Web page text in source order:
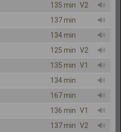
135 min V2
137 min
134 min
125 min V2
135 min V1
134 min
167 min
136 min V1
137 min V2